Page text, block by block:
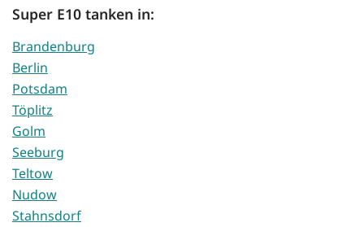
Super E10 tanken in:
Brandenburg
Berlin
Potsdam
Töplitz
Golm
Seeburg
Teltow
Nudow
Stahnsdorf